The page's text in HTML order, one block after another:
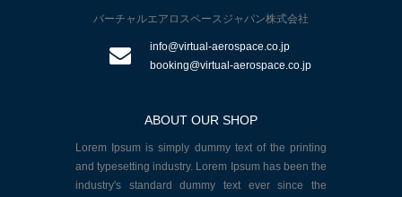
バーチャルエアロスペースジャパン株式会社
info@virtual-aerospace.co.jp
booking@virtual-aerospace.co.jp
ABOUT OUR SHOP
Lorem Ipsum is simply dummy text of the printing
and typesetting industry. Lorem Ipsum has been the
industry's standard dummy text ever since the